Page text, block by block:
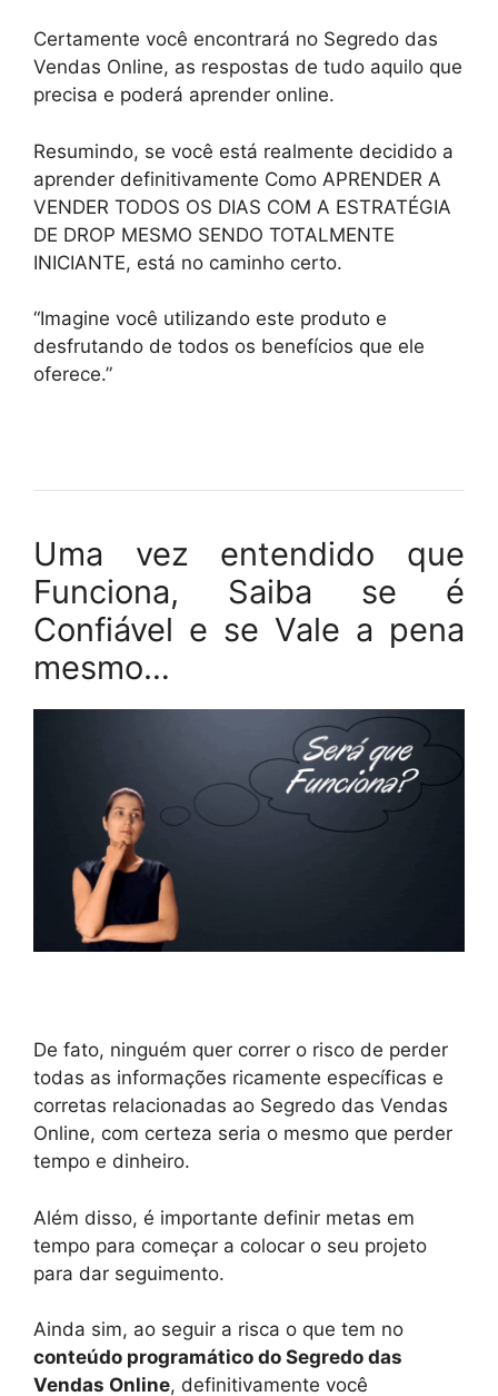
Certamente você encontrará no Segredo das
Vendas Online, as respostas de tudo aquilo que
precisa e poderá aprender online.
Resumindo, se você está realmente decidido a
aprender definitivamente Como APRENDER A
VENDER TODOS OS DIAS COM A ESTRATÉGIA
DE DROP MESMO SENDO TOTALMENTE
INICIANTE, está no caminho certo.
“Imagine você utilizando este produto e
desfrutando de todos os benefícios que ele
oferece.”
Uma vez entendido que
Funciona, Saiba se é
Confiável e se Vale a pena
mesmo…
De fato, ninguém quer correr o risco de perder
todas as informações ricamente específicas e
corretas relacionadas ao Segredo das Vendas
Online, com certeza seria o mesmo que perder
tempo e dinheiro.
Além disso, é importante definir metas em
tempo para começar a colocar o seu projeto
para dar seguimento.
Ainda sim, ao seguir a risca o que tem no
conteúdo programático do Segredo das
Vendas Online, definitivamente você